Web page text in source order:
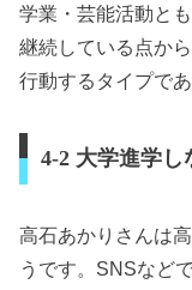
学業・芸能活動と
継続している点か
行動するタイプで
4-2 大学進学
高石あかりさんは高
うです。SNSなど